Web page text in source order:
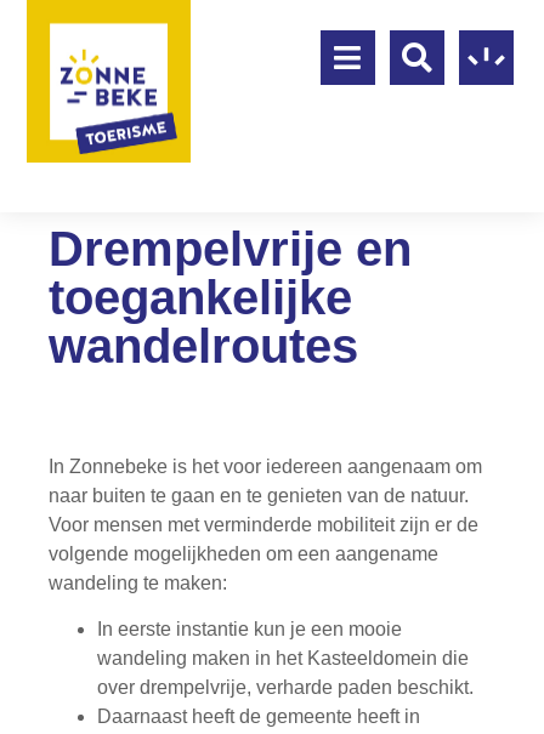
Drempelvrije en
toegankelijke
wandelroutes
In Zonnebeke is het voor iedereen aangenaam om
naar buiten te gaan en te genieten van de natuur.
Voor mensen met verminderde mobiliteit zijn er de
volgende mogelijkheden om een aangename
wandeling te maken:
In eerste instantie kun je een mooie
wandeling maken in het Kasteeldomein die
over drempelvrije, verharde paden beschikt.
Daarnaast heeft de gemeente heeft in